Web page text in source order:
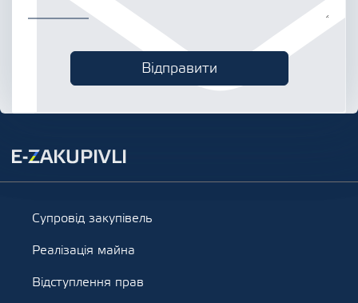
Супровід закупівель
Реалізація майна
Відступлення прав